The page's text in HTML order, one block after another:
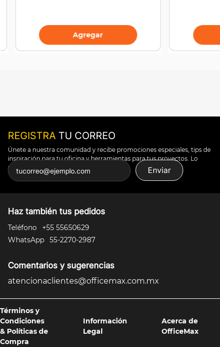
Agregar
REGISTRA TU CORREO
Únete a nuestra comunidad y recibe promociones especiales, tips de
inspiración para tu oficina y herramientas para tus proyectos. Lo
puedes todo.
Enviar
Haz también tus pedidos
Teléfono
+55 55650629
WhatsApp
55-2270-2987
Comentarios y sugerencias
atencionaclientes@officemax.com.mx
Términos y
Condiciones
& Políticas de
Compra
Información
Legal
Acerca de
OfficeMax